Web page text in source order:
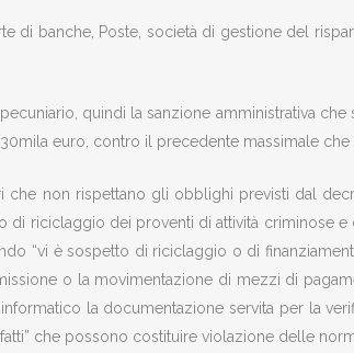
di banche, Poste, società di gestione del
quindi la sanzione amministrativa
euro, contro il precedente massimale che
non rispettano gli obblighi previsti dal
riciclaggio dei proventi di attività criminose
“vi è sospetto di riciclaggio o di
o la movimentazione di mezzi di
la documentazione servita per la
che possono costituire violazione delle